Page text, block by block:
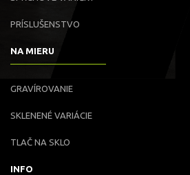
PRÍSLUŠENSTVO
NA MIERU
GRAVÍROVANIE
SKLENENÉ VARIÁCIE
TLAČ NA SKLO
INFO